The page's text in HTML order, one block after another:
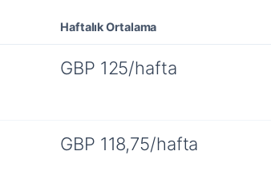
Haftalık Ortalama
GBP 125/hafta
GBP 118,75/hafta